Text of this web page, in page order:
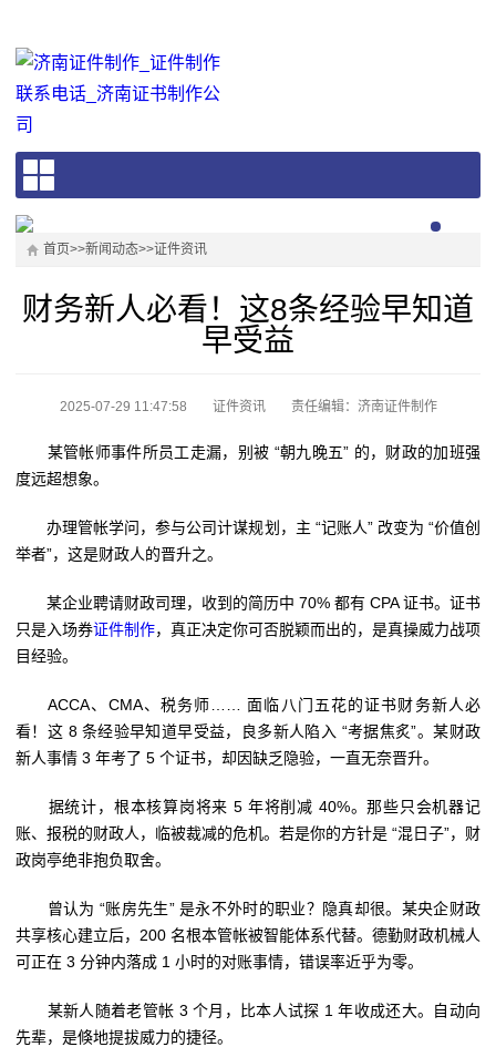
首页>>新闻动态>>证件资讯
财务新人必看！这8条经验早知道
早受益
2025-07-29 11:47:58 证件资讯 责任编辑：济南证件制作
某管帐师事件所员工走漏，别被 “朝九晚五” 的，财政的加班强
度远超想象。
办理管帐学问，参与公司计谋规划，主 “记账人” 改变为 “价值创
举者”，这是财政人的晋升之。
某企业聘请财政司理，收到的简历中 70% 都有 CPA 证书。证书
只是入场券证件制作，真正决定你可否脱颖而出的，是真操威力战项
目经验。
ACCA、CMA、税务师…… 面临八门五花的证书财务新人必
看！这 8 条经验早知道早受益，良多新人陷入 “考据焦炙”。某财政
新人事情 3 年考了 5 个证书，却因缺乏隐验，一直无奈晋升。
据统计，根本核算岗将来 5 年将削减 40%。那些只会机器记
账、报税的财政人，临被裁减的危机。若是你的方针是 “混日子”，财
政岗亭绝非抱负取舍。
曾认为 “账房先生” 是永不外时的职业？隐真却很。某央企财政
共享核心建立后，200 名根本管帐被智能体系代替。德勤财政机械人
可正在 3 分钟内落成 1 小时的对账事情，错误率近乎为零。
某新人随着老管帐 3 个月，比本人试探 1 年收成还大。自动向
先辈，是倏地提拔威力的捷径。